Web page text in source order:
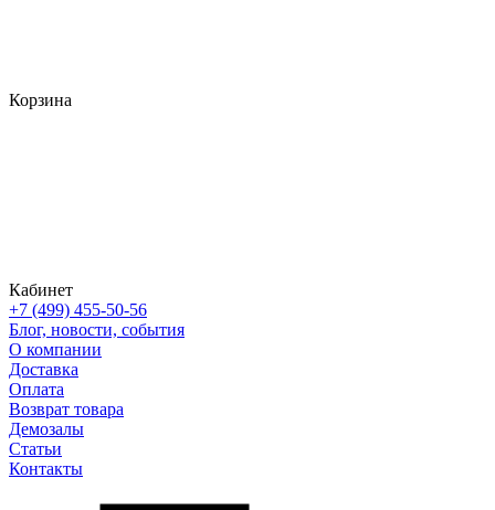
Корзина
Кабинет
+7 (499) 455-50-56
Блог, новости, события
О компании
Доставка
Оплата
Возврат товара
Демозалы
Статьи
Контакты